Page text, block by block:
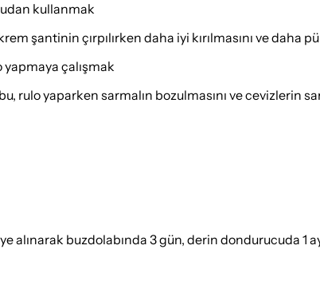
kullanmak
şantinin çırpılırken daha iyi kırılmasını ve daha
çalışmak
yaparken sarmalın bozulmasını ve cevizlerin
alınarak buzdolabında 3 gün, derin dondurucuda